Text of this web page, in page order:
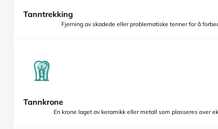
Tanntrekking
Fjerning av skadede eller problematiske tenner for å
Tannkrone
En krone laget av keramikk eller metall som plasseres over